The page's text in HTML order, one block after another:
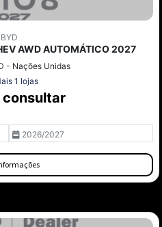
BYD
AWD AUTOMÁTICO 2027
- Nações Unidas
1 lojas
consultar
2026/2027